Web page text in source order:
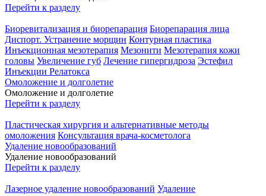
Перейти к разделу
Биоревитализация и биорепарация Биорепарация лица
Диспорт. Устранение морщин Контурная пластика
Инъекционная мезотерапия Мезонити Мезотерапия кожи
головы Увеличение губ Лечение гипергидроза Эстефил
Инъекции Релатокса
Омоложение и долголетие
Омоложение и долголетие
Перейти к разделу
Пластическая хирургия и альтернативные методы
омоложения Консультация врача-косметолога
Удаление новообразований
Удаление новообразований
Перейти к разделу
Лазерное удаление новообразований Удаление